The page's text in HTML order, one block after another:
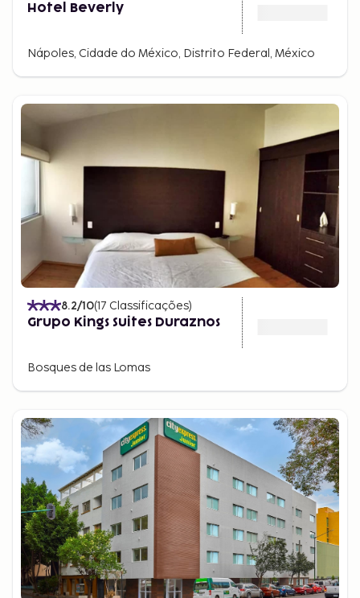
Hotel Beverly
Nápoles, Cidade do México, Distrito Federal, México
8.2/10(17 Classificações)
Grupo Kings Suites Duraznos
Bosques de las Lomas